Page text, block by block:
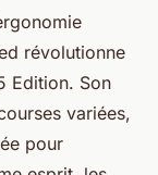
révolutionne
Edition. Son
variées,
pour